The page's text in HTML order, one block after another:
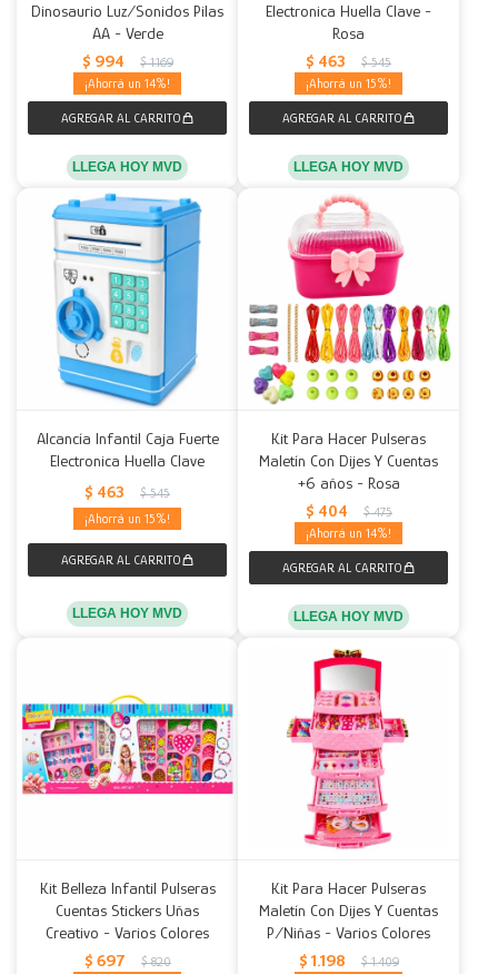
Dinosaurio Luz/Sonidos Pilas
AA - Verde
$ 994 $ 1.169
14
LLEGA HOY MVD
Electronica Huella Clave -
Rosa
$ 463 $ 545
15
LLEGA HOY MVD
Alcancía Infantil Caja Fuerte
Electronica Huella Clave
$ 463 $ 545
15
LLEGA HOY MVD
Kit Para Hacer Pulseras
Maletín Con Dijes Y Cuentas
+6 años - Rosa
$ 404 $ 475
14
LLEGA HOY MVD
Kit Belleza Infantil Pulseras
Cuentas Stickers Uñas
Creativo - Varios Colores
$ 697 $ 820
Kit Para Hacer Pulseras
Maletín Con Dijes Y Cuentas
P/Niñas - Varios Colores
$ 1.198 $ 1.409